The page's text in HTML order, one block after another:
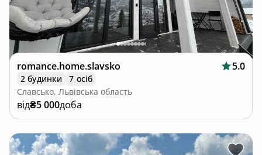
romance.home.slavsko 5.0
2 будинки
7 осіб
Славсько, Львівська область
від₴5 000доба